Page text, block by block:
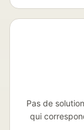
Pas de
qui